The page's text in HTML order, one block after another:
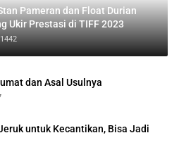
Pameran dan Float Durian
Ukir Prestasi di TIFF 2023
1442
dan Asal Usulnya
untuk Kecantikan, Bisa Jadi